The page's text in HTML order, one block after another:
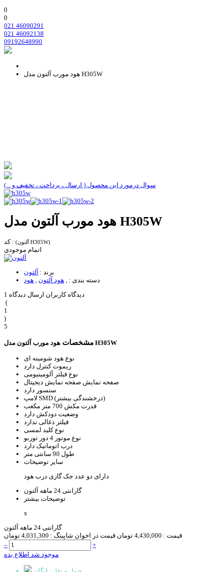
0
0
021 46090291
021 46092138
09192648990
هود مورب آلتون مدل H305W
سوال درمورد این محصول ( ارسال ، پرداخت ، تخفیف و ...)
هود مورب آلتون مدل H305W
کد : (آلتون H305W)
اتمام موجودی
برند : آلتون
دسته بندی :
هود آلتون
هود
1 دیدگاه کاربران ارسال دیدگاه
(
1
)
5
مشخصات هود مورب آلتون مدل H305W
نوع هود شومینه ای
ریموت کنترل دارد
نوع فیلتر آلومینیومی
صفحه نمایش صفحه نمایش دیجیتال
سنسور دارد
لامپ
SMD (درخشندگی بیشتر)
قدرت مکش 700 متر مکعب
وضعیت دودکش دارد
فیلتر ذغالی ندارد
نوع کلید لمسی
نوع موتور 4 دور توربو
درب اتوماتیک دارد
طول 90 سانتی متر
سایر توضیحات
دارای دو عدد جک گازی درب هود
گارانتی 24 ماهه آلتون
توضیحات بیشتر
x
گارانتی 24 ماهه آلتون
قیمت : 4,430,000 تومان قیمت در اخوان شاپینگ : 4,031,300 تومان
–
+
موجود شد اطلاع بده